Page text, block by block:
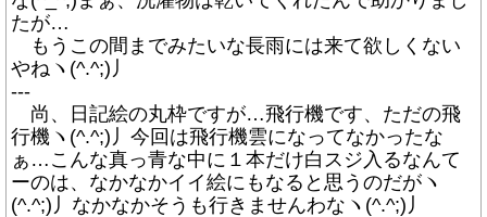
たが…
もうこの間までみたいな長雨には来て欲しくない
やねヽ(^.^;)丿
---
尚、日記絵の丸枠ですが…飛行機です、ただの飛
行機ヽ(^.^;)丿今回は飛行機雲になってなかったな
ぁ…こんな真っ青な中に１本だけ白スジ入るなんて
ーのは、なかなかイイ絵にもなると思うのだがヽ
(^.^;)丿なかなかそうも行きませんわなヽ(^.^;)丿